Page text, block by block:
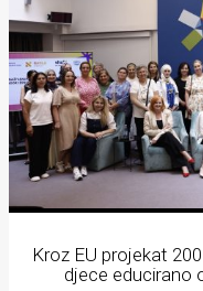
Kroz EU projekat
djece educirano